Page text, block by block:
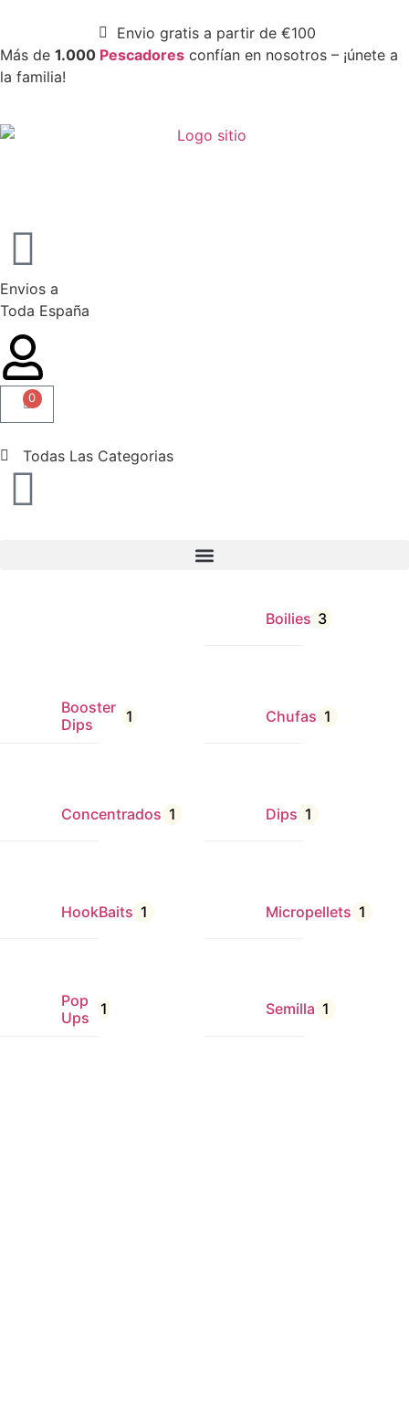
Envio gratis a partir de €100
Más de 1.000 Pescadores confían en nosotros – ¡únete a
la familia!
Envios a
Toda España
0
Todas Las Categorias
Boilies 3
Booster
Dips
1 Chufas 1
Concentrados 1 Dips 1
HookBaits 1 Micropellets 1
Pop
Ups
1 Semilla 1